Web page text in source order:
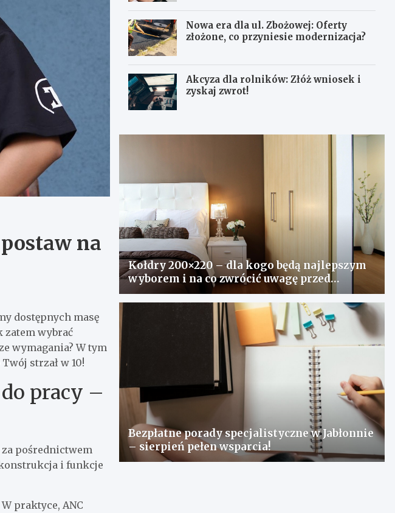
na
dostępnych masę
zatem wybrać
wymagania? W tym
strzał w 10!
pracy –
pośrednictwem
i funkcje
praktyce, ANC
Nowa era dla ul. Zbożowej: Oferty
złożone, co przyniesie modernizacja?
Akcyza dla rolników: Złóż wniosek i
zyskaj zwrot!
Kołdry 200×220 – dla kogo będą najlepszym
wyborem i na co zwrócić uwagę przed
zakupem?
Bezpłatne porady specjalistyczne w Jabłonnie
– sierpień pełen wsparcia!